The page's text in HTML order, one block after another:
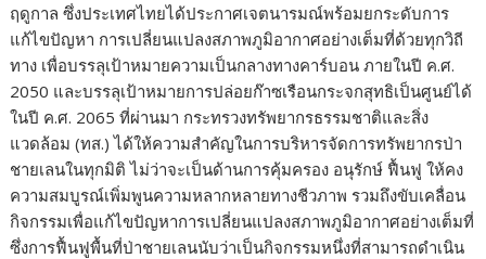
ฤดูกาล ซึ่งประเทศไทยได้ประกาศเจตนารมณ์พร้อมยกระดับการ
แก้ไขปัญหา การเปลี่ยนแปลงสภาพภูมิอากาศอย่างเต็มที่ด้วยทุกวิถี
ทาง เพื่อบรรลุเป้าหมายความเป็นกลางทางคาร์บอน ภายในปี ค.ศ.
2050 และบรรลุเป้าหมายการปล่อยก๊าซเรือนกระจกสุทธิเป็นศูนย์ได้
ในปี ค.ศ. 2065 ที่ผ่านมา กระทรวงทรัพยากรธรรมชาติและสิ่ง
แวดล้อม (ทส.) ได้ให้ความสำคัญในการบริหารจัดการทรัพยากรป่า
ชายเลนในทุกมิติ ไม่ว่าจะเป็นด้านการคุ้มครอง อนุรักษ์ ฟื้นฟู ให้คง
ความสมบูรณ์เพิ่มพูนความหลากหลายทางชีวภาพ รวมถึงขับเคลื่อน
กิจกรรมเพื่อแก้ไขปัญหาการเปลี่ยนแปลงสภาพภูมิอากาศอย่างเต็มที่
ซึ่งการฟื้นฟูพื้นที่ป่าชายเลนนับว่าเป็นกิจกรรมหนึ่งที่สามารถดำเนิน